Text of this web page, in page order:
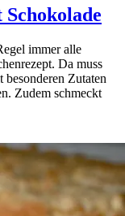
immer alle
Da muss
Zutaten
Zudem schmeckt